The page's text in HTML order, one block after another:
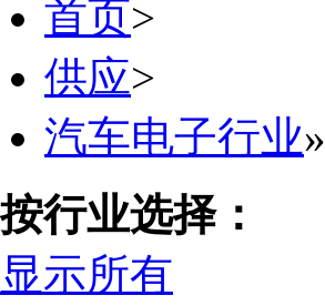
首页>
供应>
汽车电子行业»
按行业选择：
显示所有